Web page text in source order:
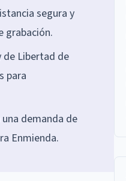
segura y
grabación.
de Libertad de
para
demanda de
Enmienda.